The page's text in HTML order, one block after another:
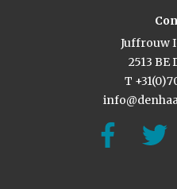
Juffrouw
2513 BE
T